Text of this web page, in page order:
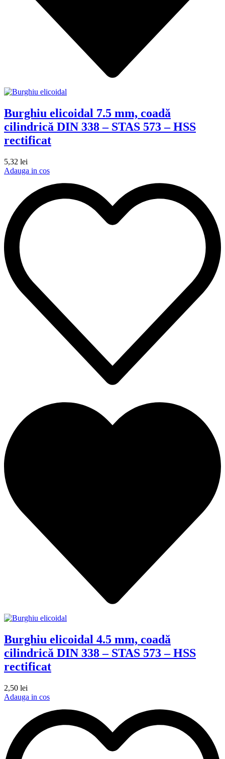
Burghiu elicoidal 7.5 mm, coadă
cilindrică DIN 338 – STAS 573 – HSS
rectificat
5,32 lei
Adauga in cos
Burghiu elicoidal 4.5 mm, coadă
cilindrică DIN 338 – STAS 573 – HSS
rectificat
2,50 lei
Adauga in cos